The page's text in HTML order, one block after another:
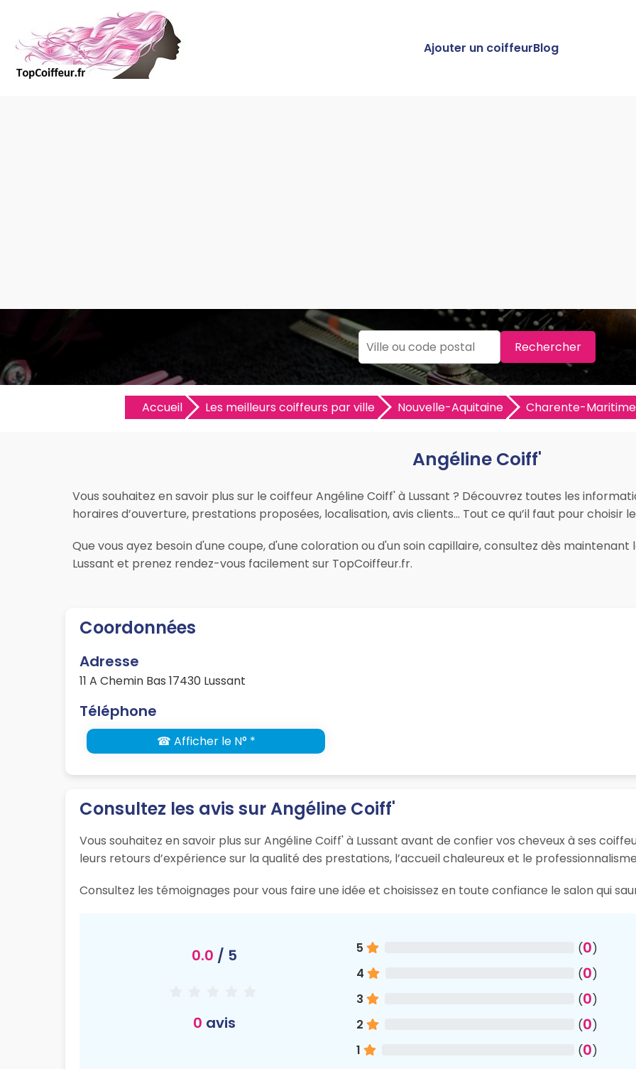
Ajouter un coiffeurBlog
Rechercher
Accueil Les meilleurs coiffeurs par ville Nouvelle-Aquitaine Charente-
Angéline Coiff'
Vous souhaitez en savoir plus sur le coiffeur Angéline Coiff' à Lussant ? Découvrez toutes les
horaires d’ouverture, prestations proposées, localisation, avis clients… Tout ce qu’il faut pour choisir
Que vous ayez besoin d'une coupe, d'une coloration ou d'un soin capillaire, consultez dès
Lussant et prenez rendez-vous facilement sur TopCoiffeur.fr.
Coordonnées
Adresse
11 A Chemin Bas 17430 Lussant
Téléphone
☎ Afficher le N° *
Consultez les avis sur Angéline Coiff'
Vous souhaitez en savoir plus sur Angéline Coiff' à Lussant avant de confier vos cheveux à ses
leurs retours d’expérience sur la qualité des prestations, l’accueil chaleureux et le
Consultez les témoignages pour vous faire une idée et choisissez en toute confiance le salon qui
0.0 / 5
0 avis
5 (0)
4
(0)
3
(0)
2
(0)
1
(0)